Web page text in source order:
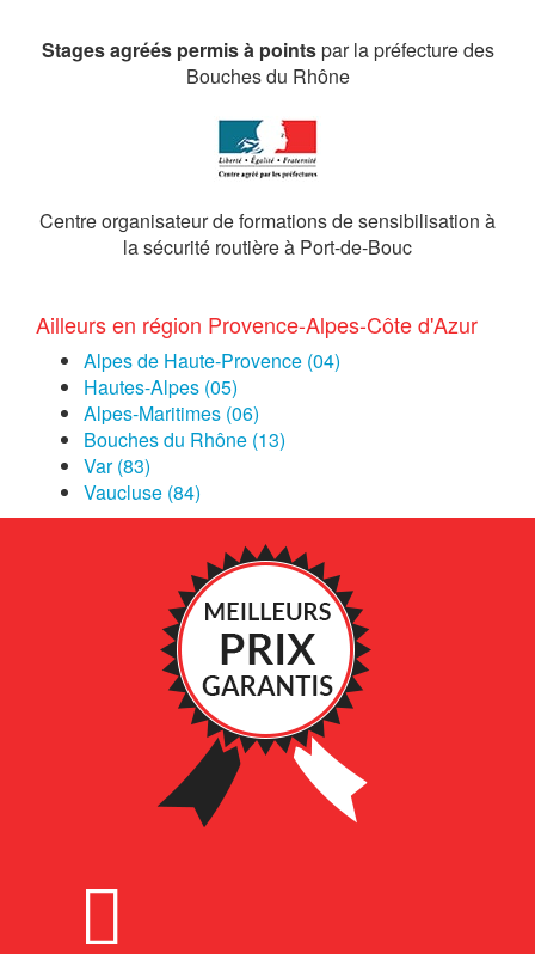
Stages agréés permis à pointspar la préfecture des
Bouches du Rhône
Centre organisateur de formations de sensibilisation à
la sécurité routière à Port-de-Bouc
Ailleurs en région Provence-Alpes-Côte d'Azur
Alpes de Haute-Provence (04)
Hautes-Alpes (05)
Alpes-Maritimes (06)
Bouches du Rhône (13)
Var (83)
Vaucluse (84)